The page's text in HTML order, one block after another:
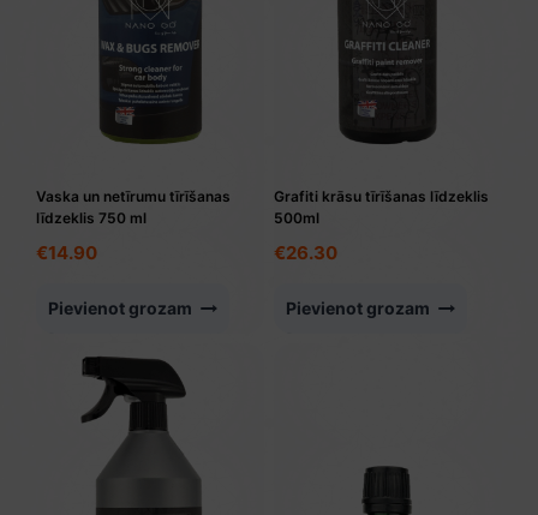
Vaska un netīrumu tīrīšanas
līdzeklis 750 ml
€14.90
Pievienot grozam
Grafiti krāsu tīrīšanas līdzeklis
500ml
€26.30
Pievienot grozam